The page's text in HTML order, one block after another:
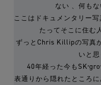
ない 、何もな
ここはドキュメンタリー
たってそこに住む
ずっとChris Killipの写真
いと思
40年経った今も
表通りから隠れたところ